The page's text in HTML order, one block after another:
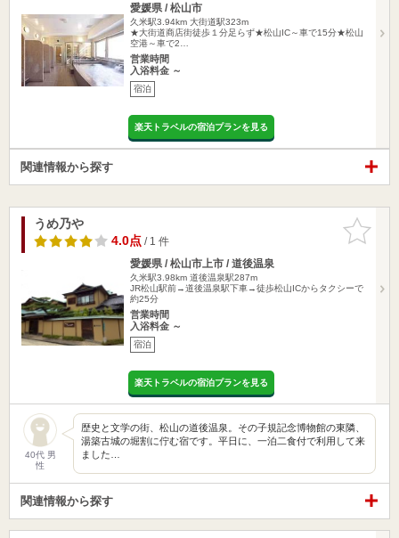
愛媛県 / 松山市
久米駅3.94km 大街道駅323m
★大街道商店街徒歩１分足らず★松山IC～車で15分★松山
空港～車で2…
営業時間
入浴料金 ～
宿泊
楽天トラベルの宿泊プランを見る
関連情報から探す
お気に入
りに追加
うめ乃や
4.0点/ 1 件
愛媛県 / 松山市上市 / 道後温泉
久米駅3.98km 道後温泉駅287m
JR松山駅前→道後温泉駅下車→徒歩松山ICからタクシーで
約25分
営業時間
入浴料金 ～
宿泊
楽天トラベルの宿泊プランを見る
40代 男
性
歴史と文学の街、松山の道後温泉。その子規記念博物館の東隣、
湯築古城の堀割に佇む宿です。平日に、一泊二食付で利用して来
ました…
関連情報から探す